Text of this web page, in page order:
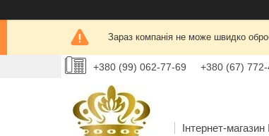
Зараз компанія не може швидко
+380 (99) 062-77-69 +380 (67)
Інтернет-магазин